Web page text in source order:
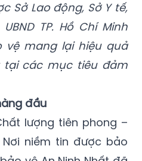
tâm dịch. Sắp tới,
tiêm chủng cho toàn
Sở Lao động, Sở Y tế,
TP. Hồ Chí Minh
mang lại hiệu quả
các mục tiêu đảm
đầu